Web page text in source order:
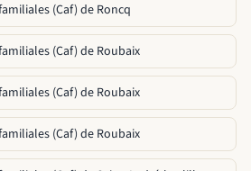
(Caf) de Roncq
(Caf) de Roubaix
(Caf) de Roubaix
(Caf) de Roubaix